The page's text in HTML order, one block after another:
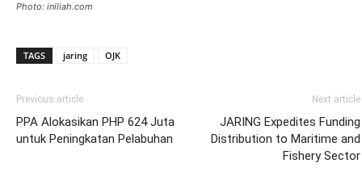
Photo: iniliah.com
TAGS jaring OJK
Previous article
PPA Alokasikan PHP 624 Juta
untuk Peningkatan Pelabuhan
Next article
JARING Expedites Funding
Distribution to Maritime and
Fishery Sector